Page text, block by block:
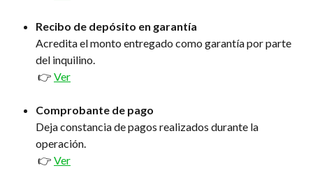
Recibo de depósito en garantía
Acredita el monto entregado como garantía por parte
del inquilino.
👉 Ver
Comprobante de pago
Deja constancia de pagos realizados durante la
operación.
👉 Ver